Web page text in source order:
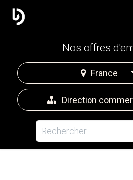
Nos offres
France
Direction